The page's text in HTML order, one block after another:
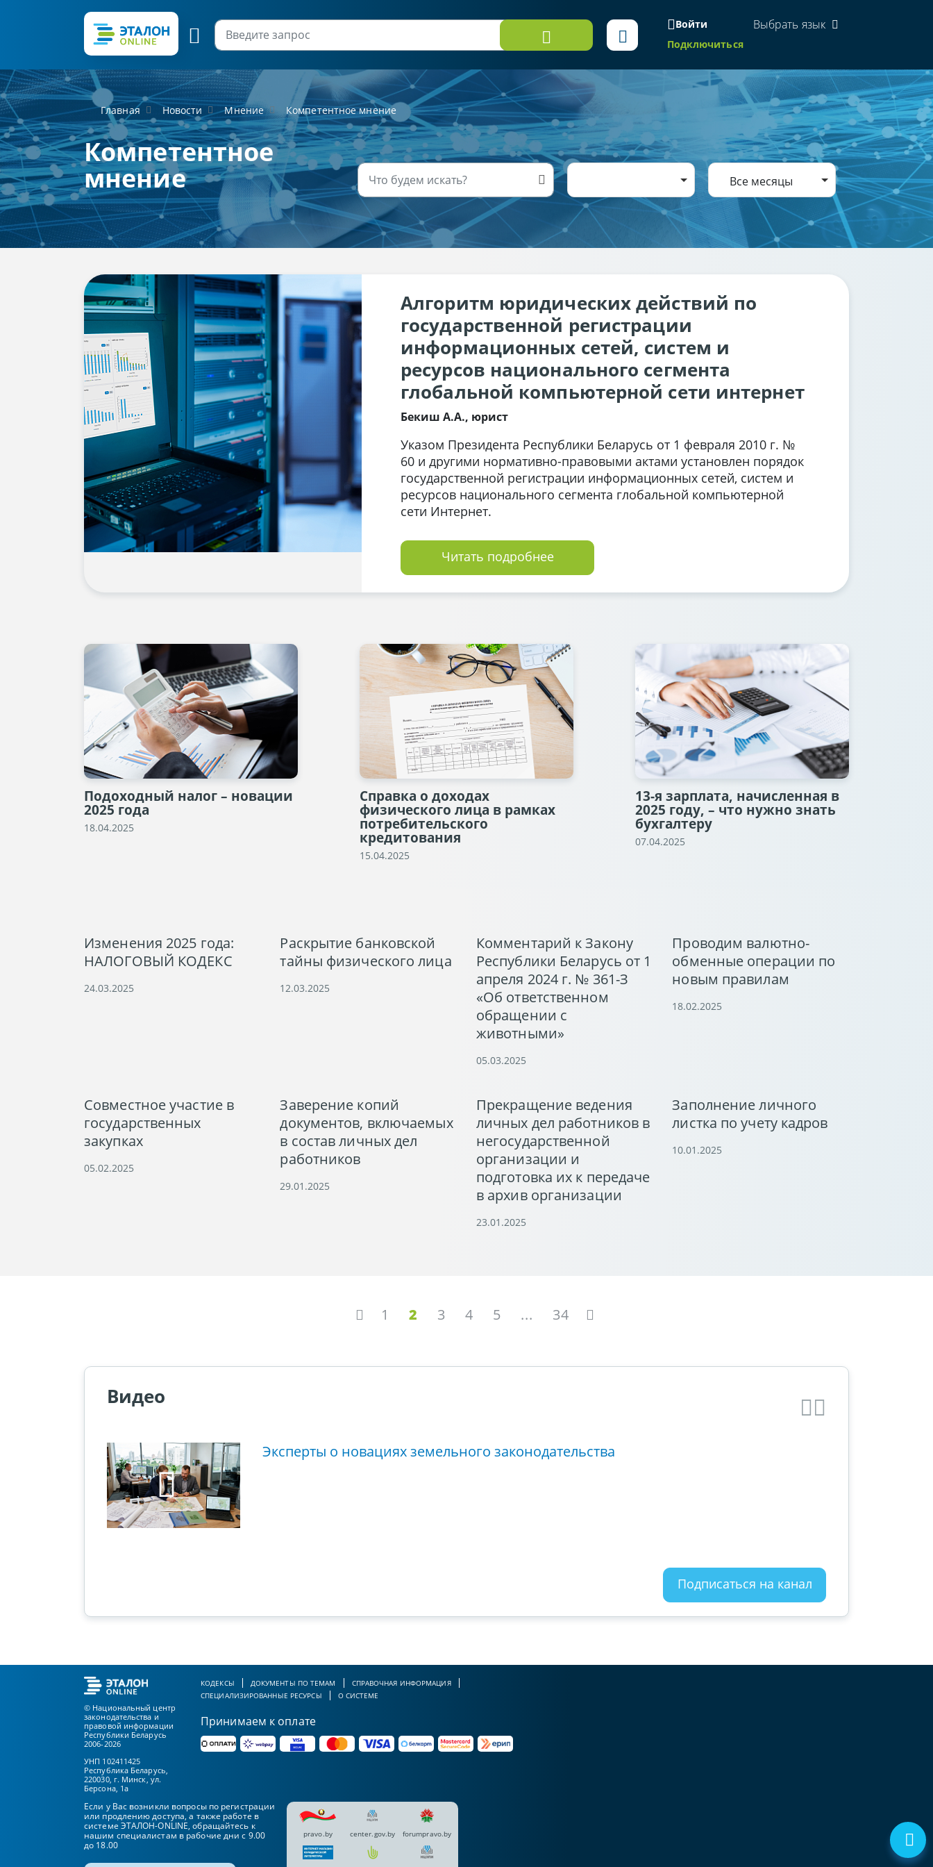
Войти
Подключиться
Выбрать язык
Главная Новости Мнение Компетентное мнение
Компетентное
мнение Все месяцы
Алгоритм юридических действий по
государственной регистрации
информационных сетей, систем и
ресурсов национального сегмента
глобальной компьютерной сети интернет
Бекиш А.А., юрист
Указом Президента Республики Беларусь от 1 февраля 2010 г. №
60 и другими нормативно-правовыми актами установлен порядок
государственной регистрации информационных сетей, систем и
ресурсов национального сегмента глобальной компьютерной
сети Интернет.
Читать подробнее
Подоходный налог – новации
2025 года
18.04.2025
Справка о доходах
физического лица в рамках
потребительского
кредитования
15.04.2025
13-я зарплата, начисленная в
2025 году, – что нужно знать
бухгалтеру
07.04.2025
Изменения 2025 года:
НАЛОГОВЫЙ КОДЕКС
24.03.2025
Раскрытие банковской
тайны физического лица
12.03.2025
Комментарий к Закону
Республики Беларусь от 1
апреля 2024 г. № 361-З
«Об ответственном
обращении с
животными»
05.03.2025
Проводим валютно-
обменные операции по
новым правилам
18.02.2025
Совместное участие в
государственных
закупках
05.02.2025
Заверение копий
документов, включаемых
в состав личных дел
работников
29.01.2025
Прекращение ведения
личных дел работников в
негосударственной
организации и
подготовка их к передаче
в архив организации
23.01.2025
Заполнение личного
листка по учету кадров
10.01.2025
1 2 3 4 5 ... 34
Видео
Эксперты о новациях земельного законодательства
Подписаться на канал
© Национальный центр
законодательства и
правовой информации
Республики Беларусь
2006-2026
УНП 102411425
Республика Беларусь,
220030, г. Минск, ул.
Берсона, 1а
КОДЕКСЫ ДОКУМЕНТЫ ПО ТЕМАМ
СПРАВОЧНАЯ ИНФОРМАЦИЯ
СПЕЦИАЛИЗИРОВАННЫЕ РЕСУРСЫ
О СИСТЕМЕ
Принимаем к оплате
Если у Вас возникли вопросы по регистрации
или продлению доступа, а также работе в
системе ЭТАЛОН-ONLINE, обращайтесь к
нашим специалистам в рабочие дни с 9.00
до 18.00
pravo.by center.gov.by forumpravo.by